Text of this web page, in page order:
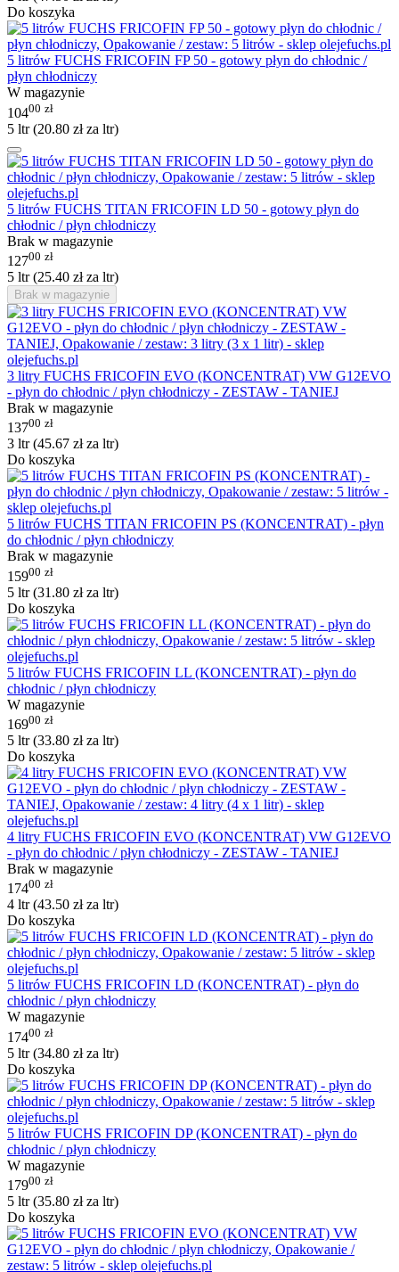
Do koszyka
5 litrów FUCHS FRICOFIN FP 50 - gotowy płyn do chłodnic /
płyn chłodniczy
W magazynie
10400 zł
5 ltr (20.80 złza ltr)
5 litrów FUCHS TITAN FRICOFIN LD 50 - gotowy płyn do
chłodnic / płyn chłodniczy
Brak w magazynie
12700 zł
5 ltr (25.40 złza ltr)
Brak w magazynie
3 litry FUCHS FRICOFIN EVO (KONCENTRAT) VW G12EVO
- płyn do chłodnic / płyn chłodniczy - ZESTAW - TANIEJ
Brak w magazynie
13700 zł
3 ltr (45.67 złza ltr)
Do koszyka
5 litrów FUCHS TITAN FRICOFIN PS (KONCENTRAT) - płyn
do chłodnic / płyn chłodniczy
Brak w magazynie
15900 zł
5 ltr (31.80 złza ltr)
Do koszyka
5 litrów FUCHS FRICOFIN LL (KONCENTRAT) - płyn do
chłodnic / płyn chłodniczy
W magazynie
16900 zł
5 ltr (33.80 złza ltr)
Do koszyka
4 litry FUCHS FRICOFIN EVO (KONCENTRAT) VW G12EVO
- płyn do chłodnic / płyn chłodniczy - ZESTAW - TANIEJ
Brak w magazynie
17400 zł
4 ltr (43.50 złza ltr)
Do koszyka
5 litrów FUCHS FRICOFIN LD (KONCENTRAT) - płyn do
chłodnic / płyn chłodniczy
W magazynie
17400 zł
5 ltr (34.80 złza ltr)
Do koszyka
5 litrów FUCHS FRICOFIN DP (KONCENTRAT) - płyn do
chłodnic / płyn chłodniczy
W magazynie
17900 zł
5 ltr (35.80 złza ltr)
Do koszyka